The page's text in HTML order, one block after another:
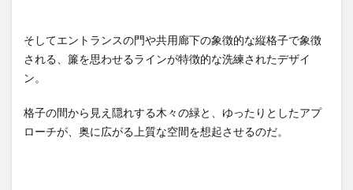
そしてエントランスの門や共用廊下の象徴的な縦格子で象徴
される、簾を思わせるラインが特徴的な洗練されたデザイ
ン。
格子の間から見え隠れする木々の緑と、ゆったりとしたアプ
ローチが、奥に広がる上質な空間を想起させるのだ。